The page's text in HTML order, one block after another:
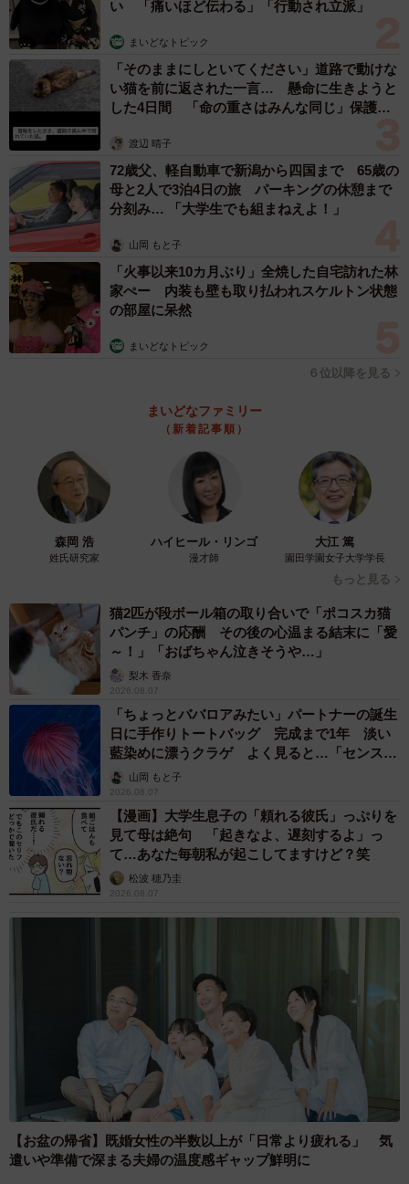
い 「痛いほど伝わる」「行動され立派」
まいどなトピック
「そのままにしといてください」道路で動けな
い猫を前に返された一言… 懸命に生きようと
した4日間 「命の重さはみんな同じ」保護団
渡辺 晴子
72歳父、軽自動車で新潟から四国まで 65歳の
母と2人で3泊4日の旅 パーキングの休憩まで
分刻み… 「大学生でも組まねえよ！」
山岡 もと子
「火事以来10カ月ぶり」全焼した自宅訪れた林
家ぺー 内装も壁も取り払われスケルトン状態
の部屋に呆然
まいどなトピック
６位以降を見る
まいどなファミリー
（新着記事順）
森岡 浩
姓氏研究家
ハイヒール・リンゴ
漫才師
大江 篤
園田学園女子大学学長
もっと見る
猫2匹が段ボール箱の取り合いで「ポコスカ猫
パンチ」の応酬 その後の心温まる結末に「愛
～！」「おばちゃん泣きそうや…」
梨木 香奈
2026.08.07
「ちょっとババロアみたい」パートナーの誕生
日に手作りトートバッグ 完成まで1年 淡い
藍染めに漂うクラゲ よく見ると…「センスす
ごい」山岡 もと子
2026.08.07
【漫画】大学生息子の「頼れる彼氏」っぷりを
見て母は絶句 「起きなよ、遅刻するよ」っ
て…あなた毎朝私が起こしてますけど？笑
松波 穂乃圭
2026.08.07
【お盆の帰省】既婚女性の半数以上が「日常より疲れる」 気
遣いや準備で深まる夫婦の温度感ギャップ鮮明に